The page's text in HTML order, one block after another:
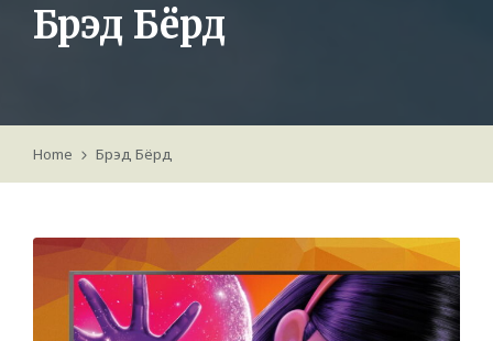
Брэд Бёрд
Home Брэд Бёрд